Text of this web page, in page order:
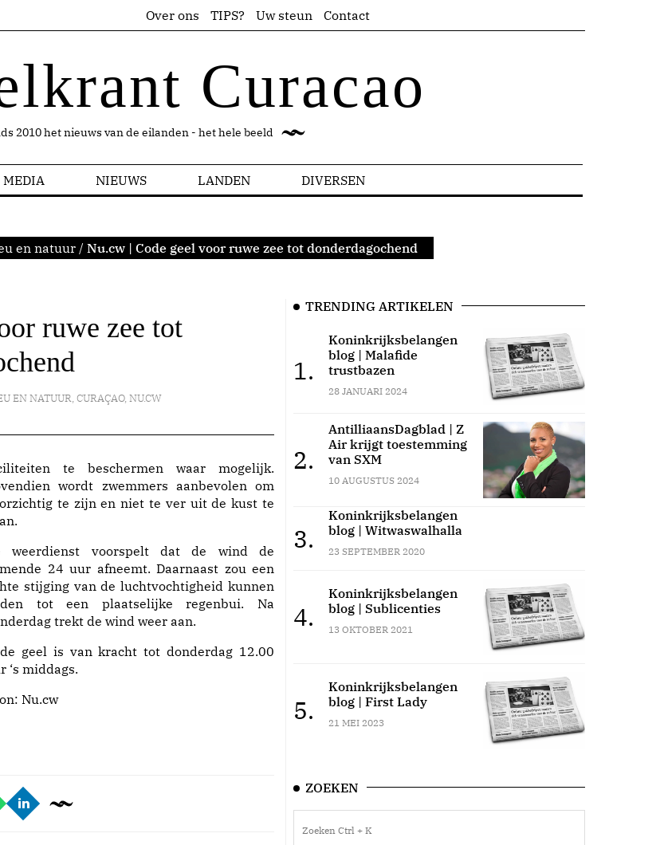
Over ons TIPS? Uw steun Contact
Curacao
2010 het nieuws van de eilanden - het hele beeld
MEDIA NIEUWS LANDEN DIVERSEN
en natuur / Nu.cw | Code geel voor ruwe zee tot donderdagochend
ruwe zee tot
EN NATUUR, CURAÇAO, NU.CW
te beschermen waar mogelijk.
wordt zwemmers aanbevolen om
te zijn en niet te ver uit de kust te
weerdienst voorspelt dat de wind de
24 uur afneemt. Daarnaast zou een
stijging van de luchtvochtigheid kunnen
tot een plaatselijke regenbui. Na
trekt de wind weer aan.
geel is van kracht tot donderdag 12.00
‘s middags.
Nu.cw
TRENDING ARTIKELEN
1.
Koninkrijksbelangen
blog | Malafide
trustbazen
28 JANUARI 2024
2.
AntilliaansDagblad | Z
Air krijgt toestemming
van SXM
10 AUGUSTUS 2024
3.
Koninkrijksbelangen
blog | Witwaswalhalla
23 SEPTEMBER 2020
4.
Koninkrijksbelangen
blog | Sublicenties
13 OKTOBER 2021
5.
Koninkrijksbelangen
blog | First Lady
21 MEI 2023
ZOEKEN